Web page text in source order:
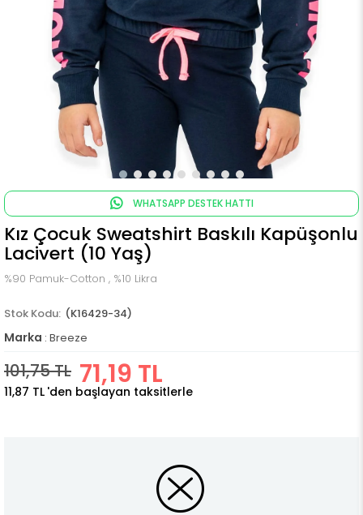
WHATSAPP DESTEK HATTI
Kız Çocuk Sweatshirt Baskılı Kapüşonlu
Lacivert (10 Yaş)
%90 Pamuk-Cotton , %10 Likra
(K16429-34)
Marka : Breeze
101,75 TL 71,19 TL
11,87 TL 'den başlayan taksitlerle